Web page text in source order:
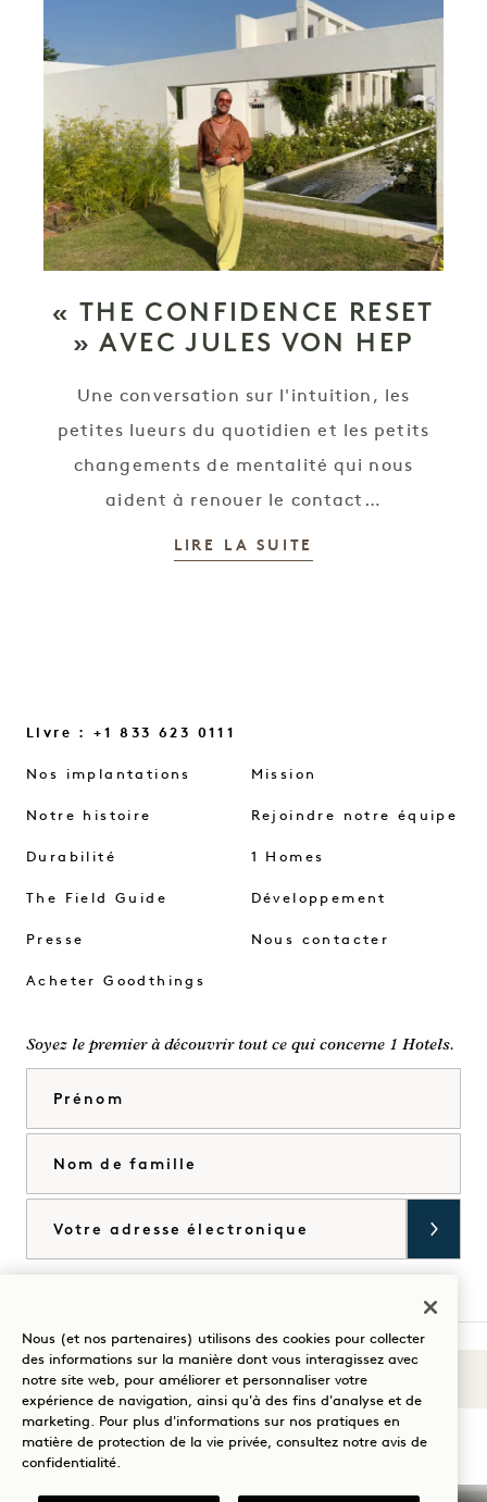
« THE CONFIDENCE RESET
» AVEC JULES VON HEP
Une conversation sur l'intuition, les
petites lueurs du quotidien et les petits
changements de mentalité qui nous
aident à renouer le contact…
LIRE LA SUITE
Sons du 1
Livre : +1 833 623 0111
Nos implantations
Notre histoire
Durabilité
The Field Guide
Presse
Acheter Goodthings
Mission
Rejoindre notre équipe
1 Homes
Développement
Nous contacter
Soyez le premier à découvrir tout ce qui concerne 1 Hotels.
Visitez
1
Hotels
Visitez
1
Hotels
Visitez
1
Hotels
Visitez
1
Hotels
Visitez
1
Hotels
Visitez
1
Hotels
Guidez votre séjour
Nous (et nos partenaires) utilisons des cookies pour collecter
des informations sur la manière dont vous interagissez avec
notre site web, pour améliorer et personnaliser votre
expérience de navigation, ainsi qu'à des fins d'analyse et de
marketing. Pour plus d'informations sur nos pratiques en
matière de protection de la vie privée, consultez notre avis de
confidentialité.